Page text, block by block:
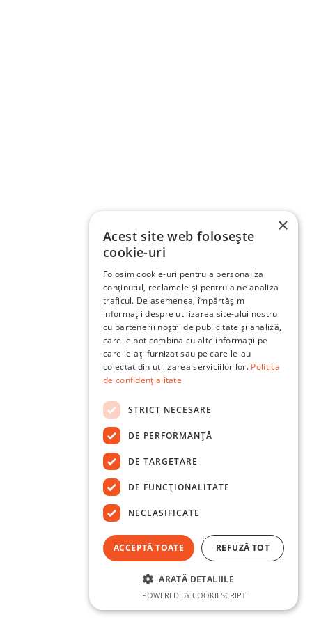
×
Acest site web folosește
cookie-uri
Folosim cookie-uri pentru a personaliza
conținutul, reclamele și pentru a ne analiza
traficul. De asemenea, împărtășim
informații despre utilizarea site-ului nostru
cu partenerii noștri de publicitate și analiză,
care le pot combina cu alte informații pe
care le-ați furnizat sau pe care le-au
colectat din utilizarea serviciilor lor. Politica
de confidențialitate
STRICT NECESARE
DE PERFORMANȚĂ
DE TARGETARE
DE FUNCŢIONALITATE
NECLASIFICATE
ACCEPTĂ TOATE REFUZĂ TOT
ARATĂ DETALIILE
POWERED BY COOKIESCRIPT